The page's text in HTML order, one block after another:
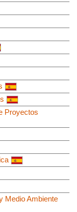
Proyectos
Medio Ambiente